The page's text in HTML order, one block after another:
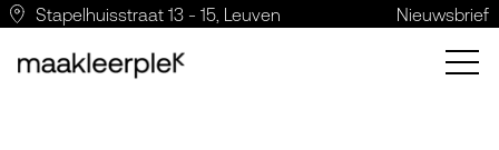
Stapelhuisstraat 13 - 15, Leuven Nieuwsbrief